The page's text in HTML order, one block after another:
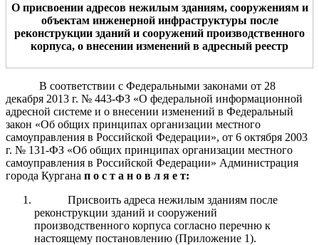
Оприсвоении адресов нежилым зданиям, сооружениями
объектам инженерной инфраструктуры после
реконструкции зданий и сооружений производственного
корпуса, о внесении изменений в адресный реестр
В соответствии с Федеральными законами от 28
декабря 2013 г. № 443-ФЗ «О федеральной информационной
адресной системе и о внесении изменений в Федеральный
закон «Об общих принципах организации местного
самоуправления в Российской Федерации», от 6 октября 2003
г. № 131-ФЗ «Об общих принципах организации местного
самоуправления в Российской Федерации» Администрация
города Кургана п о с т а н о в л я е т:
Присвоить адреса нежилым зданиям после
реконструкции зданий и сооружений
производственного корпуса согласно перечню к
настоящему постановлению (Приложение 1).